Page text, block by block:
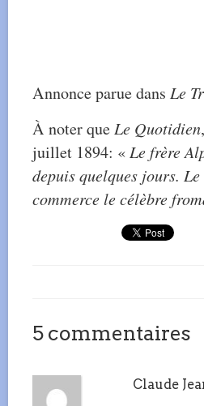
Annonce parue dans Le
À noter que Le Quotidien
juillet 1894: « Le frère
depuis quelques jours.
commerce le célèbre
5 commentaires
Claude